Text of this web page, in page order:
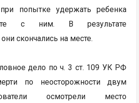
попытке удержать ребенка
с ним. В результате
скончались на месте.
дело по ч. 3 ст. 109 УК РФ
по неосторожности двум
осмотрели место